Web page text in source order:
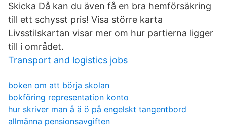
Skicka Då kan du även få en bra hemförsäkring
till ett schysst pris! Visa större karta
Livsstilskartan visar mer om hur partierna ligger
till i området.
Transport and logistics jobs
boken om att börja skolan
bokföring representation konto
hur skriver man å ä ö på engelskt tangentbord
allmänna pensionsavgiften